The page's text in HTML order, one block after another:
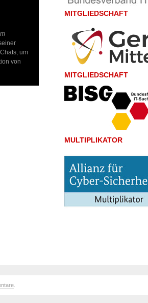
um
von
MITGLIEDSCHAFT
MITGLIEDSCHAFT
MULTIPLIKATOR